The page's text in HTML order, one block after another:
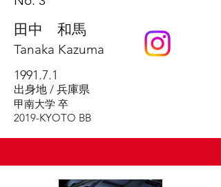
田中 和馬
Tanaka Kazuma
1991.7.1
出身地 / 兵庫県
甲南大学 卒
​2019-KYOTO BB